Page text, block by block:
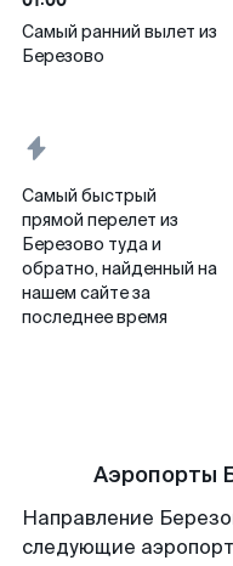
Самый ранний вылет из
Березово
Самый быстрый
прямой перелет из
Березово туда и
обратно, найденный на
нашем сайте за
последнее время
Аэропорты
Направление
следующие